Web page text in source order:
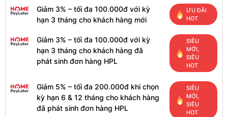
Giảm 3% – tối đa 100.000đ với kỳ
hạn 3 tháng cho khách hàng mới
ƯU ĐÃI
HOT
Giảm 3% – tối đa 100.000đ với kỳ
hạn 3 tháng cho khách hàng đã
phát sinh đơn hàng HPL
SIÊU
MỚI,
SIÊU
HOT
Giảm 5% – tối đa 200.000đ khi chọn
kỳ hạn 6 & 12 tháng cho khách hàng
đã phát sinh đơn hàng HPL
SIÊU
MỚI,
SIÊU
HOT